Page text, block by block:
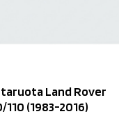
Land Rover
(1983-2016)